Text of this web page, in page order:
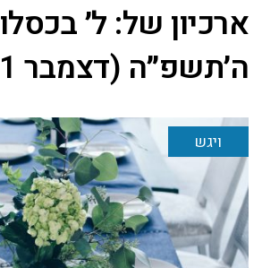
ארכיון של: ל׳ בכסלו
ה׳תשפ״ה (דצמבר 31, 2024)
ויגש